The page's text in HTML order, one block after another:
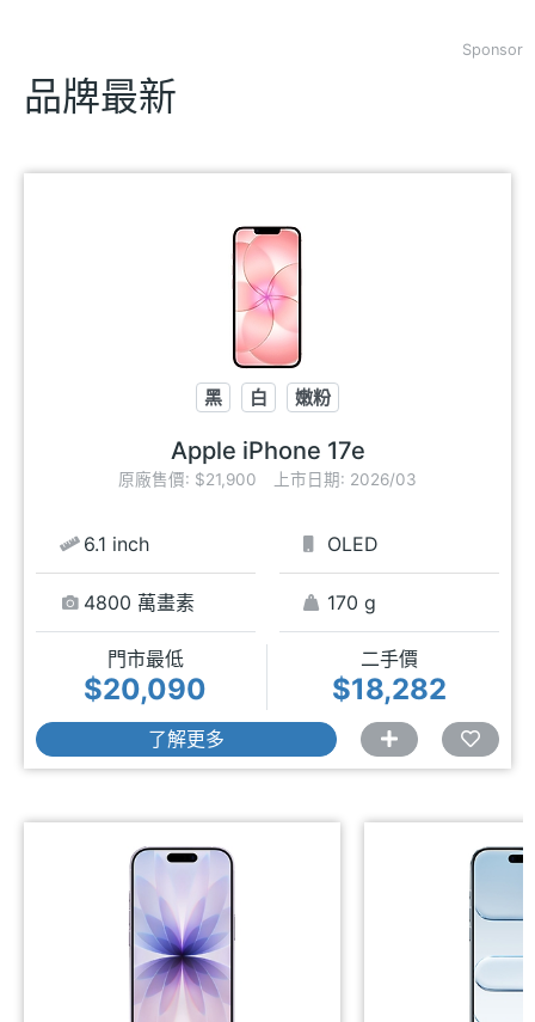
Sponsor
品牌最新
黑 白 嫩粉
Apple iPhone 17e
原廠售價: $21,900 上市日期: 2026/03
6.1 inch
4800 萬畫素
OLED
170 g
門市最低
$20,090
二手價
$18,282
了解更多